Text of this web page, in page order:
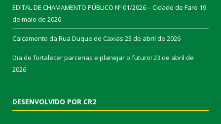
EDITAL DE CHAMAMENTO PÚBLICO Nº 01/2026 – Cidade de Faro 19
de maio de 2026
Calçamento da Rua Duque de Caxias 23 de abril de 2026
Dia de fortalecer parcerias e planejar o futuro! 23 de abril de
2026
DESENVOLVIDO POR CR2